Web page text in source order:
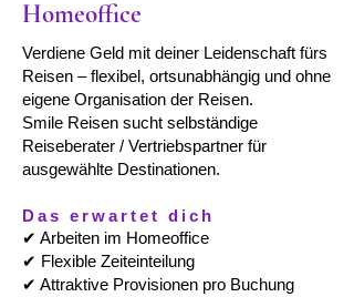
Homeoffice
Verdiene Geld mit deiner Leidenschaft fürs
Reisen – flexibel, ortsunabhängig und ohne
eigene Organisation der Reisen.
Smile Reisen sucht selbständige
Reiseberater / Vertriebspartner für
ausgewählte Destinationen.
Das erwartet dich
✔ Arbeiten im Homeoffice
✔ Flexible Zeiteinteilung
✔ Attraktive Provisionen pro Buchung